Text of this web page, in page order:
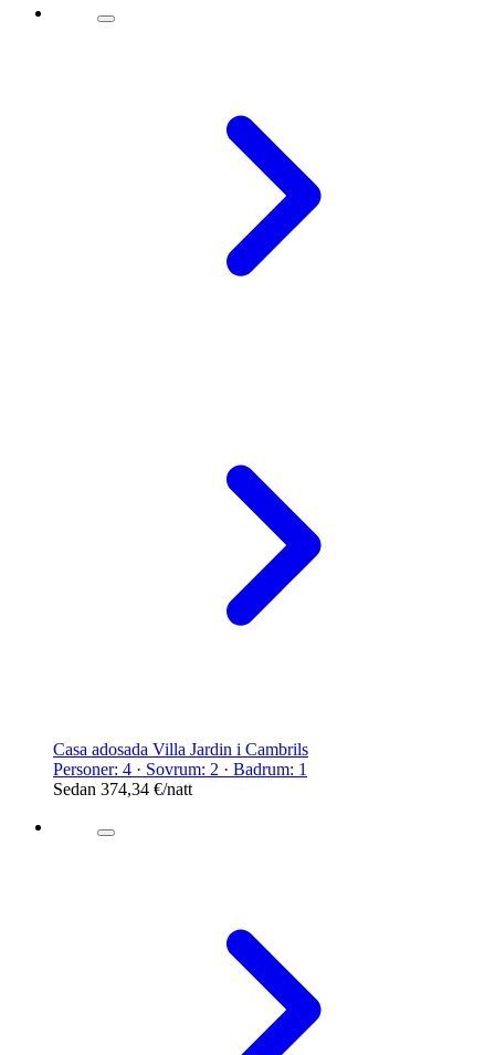
Casa adosada Villa Jardin i Cambrils
Personer: 4 · Sovrum: 2 · Badrum: 1
Sedan 374,34 €/natt